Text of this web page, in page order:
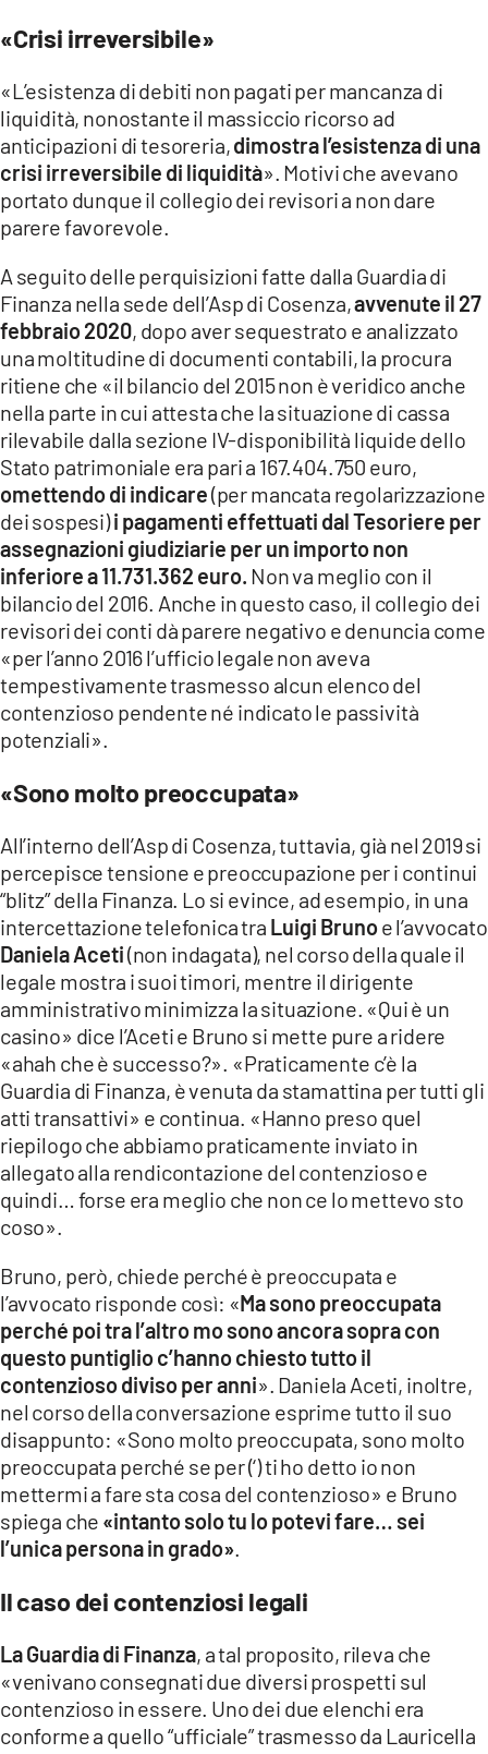
«Crisi irreversibile»
«L’esistenza di debiti non pagati per mancanza di
liquidità, nonostante il massiccio ricorso ad
anticipazioni di tesoreria,dimostra l’esistenza di una
crisi irreversibile di liquidità». Motivi che avevano
portato dunque il collegio dei revisori a non dare
parere favorevole.
A seguito delle perquisizioni fatte dalla Guardia di
Finanza nella sede dell’Asp di Cosenza,avvenute il 27
febbraio 2020, dopo aver sequestrato e analizzato
una moltitudine di documenti contabili, la procura
ritiene che «il bilancio del 2015 non è veridico anche
nella parte in cui attesta che la situazione di cassa
rilevabile dalla sezione IV-disponibilità liquide dello
Stato patrimoniale era pari a 167.404.750 euro,
omettendo di indicare(per mancata regolarizzazione
dei sospesi)i pagamenti effettuati dal Tesoriere per
assegnazioni giudiziarie per un importo non
inferiore a 11.731.362 euro. Non va meglio con il
bilancio del 2016. Anche in questo caso, il collegio dei
revisori dei conti dà parere negativo e denuncia come
«per l’anno 2016 l’ufficio legale non aveva
tempestivamente trasmesso alcun elenco del
contenzioso pendente né indicato le passività
potenziali».
«Sono molto preoccupata»
All’interno dell’Asp di Cosenza, tuttavia, già nel 2019 si
percepisce tensione e preoccupazione per i continui
“blitz” della Finanza. Lo si evince, ad esempio, in una
intercettazione telefonica tra Luigi Brunoe l’avvocato
Daniela Aceti(non indagata), nel corso della quale il
legale mostra i suoi timori, mentre il dirigente
amministrativo minimizza la situazione. «Qui è un
casino» dice l’Aceti e Bruno si mette pure a ridere
«ahah che è successo?». «Praticamente c’è la
Guardia di Finanza, è venuta da stamattina per tutti gli
atti transattivi» e continua. «Hanno preso quel
riepilogo che abbiamo praticamente inviato in
allegato alla rendicontazione del contenzioso e
quindi… forse era meglio che non ce lo mettevo sto
coso».
Bruno, però, chiede perché è preoccupata e
l’avvocato risponde così: «Ma sono preoccupata
perché poi tra l’altro mo sono ancora sopra con
questo puntiglio c’hanno chiesto tutto il
contenzioso diviso per anni». Daniela Aceti, inoltre,
nel corso della conversazione esprime tutto il suo
disappunto: «Sono molto preoccupata, sono molto
preoccupata perché se per (‘) ti ho detto io non
mettermi a fare sta cosa del contenzioso» e Bruno
spiega che «intanto solo tu lo potevi fare… sei
l’unica persona in grado».
Il caso dei contenziosi legali
La Guardia di Finanza, a tal proposito, rileva che
«venivano consegnati due diversi prospetti sul
contenzioso in essere. Uno dei due elenchi era
conforme a quello “ufficiale” trasmesso da Lauricella